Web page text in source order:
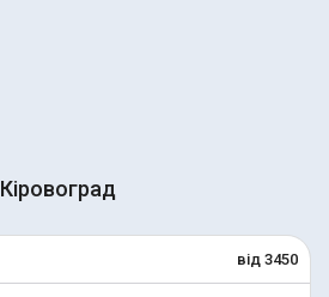
Кіровоград
від 3450